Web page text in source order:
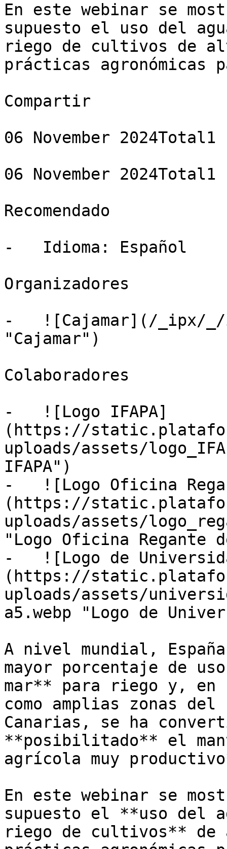
En este webinar se
supuesto el uso del
riego de cultivos de
prácticas agronómicas
Compartir
06 November
06 November
Recomendado
-   Idioma: Español
Organizadores
-   ![Cajamar](/_ipx/_/
"Cajamar")
Colaboradores
-   ![Logo IFAPA]
(https://
uploads/assets/
IFAPA")
-   ![Logo Oficina
(https://
uploads/assets/
"Logo Oficina Regante
-   ![Logo de
(https://
uploads/assets/
a5.webp "Logo de
A nivel mundial,
mayor porcentaje de
mar** para riego y, en
como amplias zonas
Canarias, se ha
**posibilitado** el
agrícola muy
En este webinar se
supuesto el **uso del
riego de cultivos** de